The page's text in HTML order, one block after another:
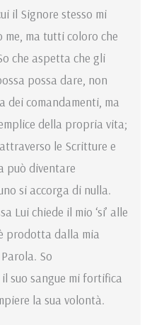
il Signore stesso mi
me, ma tutti coloro che
che aspetta che gli
possa dare, non
dei comandamenti, ma
della propria vita;
le Scritture e
può diventare
si accorga di nulla.
Lui chiede il mio ‘si’ alle
prodotta dalla mia
So
suo sangue mi fortifica
la sua volontà.